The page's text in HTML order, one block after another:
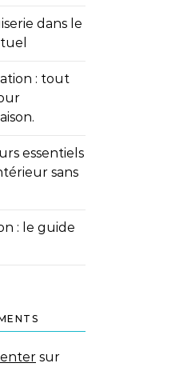
dans le
: tout
essentiels
sans
: le guide
sur